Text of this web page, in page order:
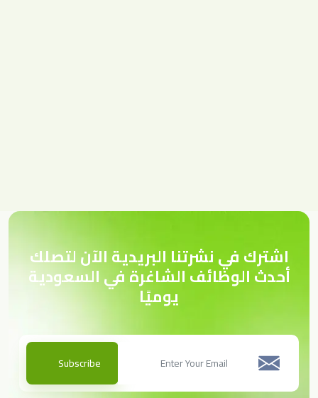
اشترك في نشرتنا البريدية الآن لتصلك
أحدث الوظائف الشاغرة في السعودية
يوميًا
Subscribe